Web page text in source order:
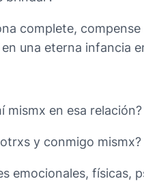
complete,
una eterna infancia
mismx en esa relación?
y conmigo mismx?
emocionales, físicas,